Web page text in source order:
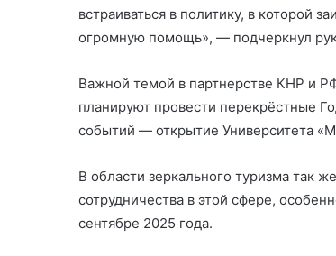
встраиваться в политику, в которой
огромную помощь», — подчеркнул
Важной темой в партнерстве КНР и
планируют провести перекрёстные
событий — открытие Университета
В области зеркального туризма так
сотрудничества в этой сфере,
сентябре 2025 года.